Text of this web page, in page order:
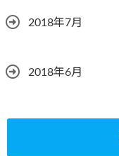
2018年7月
2018年6月